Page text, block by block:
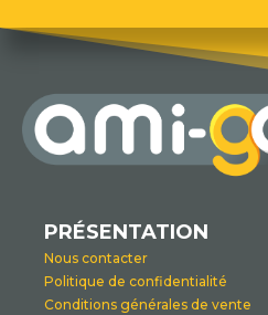
PRÉSENTATION
Nous contacter
Politique de confidentialité
Conditions générales de vente